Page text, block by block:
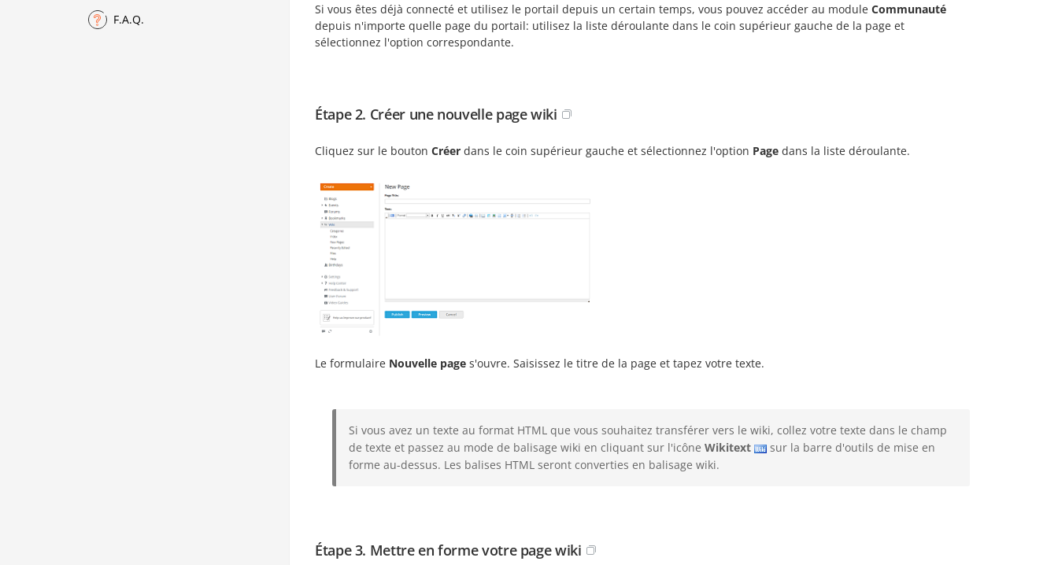
F.A.Q.
Si vous êtes déjà connecté et utilisez le portail depuis un certain temps, vous pouvez accéder au module Communauté
depuis n'importe quelle page du portail: utilisez la liste déroulante dans le coin supérieur gauche de la page et
sélectionnez l'option correspondante.
Étape 2. Créer une nouvelle page wiki
Cliquez sur le bouton Créer dans le coin supérieur gauche et sélectionnez l'option Page dans la liste déroulante.
Le formulaire Nouvelle page s'ouvre. Saisissez le titre de la page et tapez votre texte.
Si vous avez un texte au format HTML que vous souhaitez transférer vers le wiki, collez votre texte dans le champ
de texte et passez au mode de balisage wiki en cliquant sur l'icône Wikitext
sur la barre d'outils de mise en
forme au-dessus. Les balises HTML seront converties en balisage wiki.
Étape 3. Mettre en forme votre page wiki